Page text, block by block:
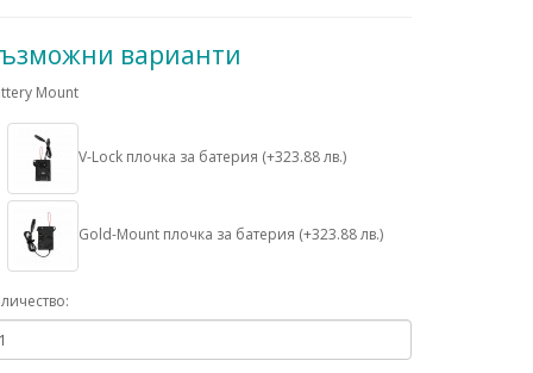
варианти
Mount
V-Lock плочка за батерия (+323.88 лв.)
Gold-Mount плочка за батерия (+323.88 лв.)